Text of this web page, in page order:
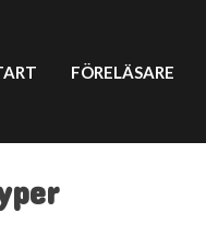
FÖRELÄSARE